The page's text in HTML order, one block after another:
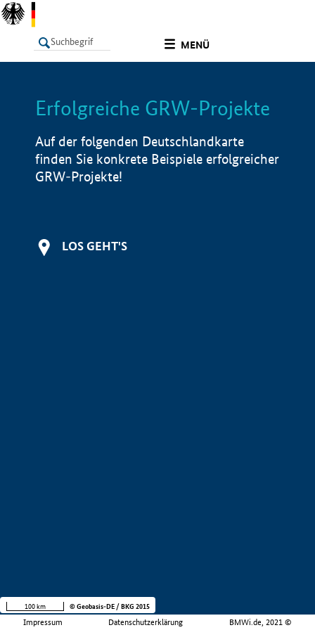
MENÜ
LISTE Info
Erfolgreiche GRW-Projekte
Auf der folgenden Deutschlandkarte
finden Sie konkrete Beispiele erfolgreicher
GRW-Projekte!
LOS GEHT'S
Impressum Datenschutzerklärung BMWi.de, 2021 ©
100 km © Geobasis-DE / BKG 2015